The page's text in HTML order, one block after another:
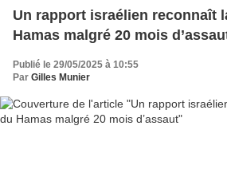
Un rapport israélien reconnaît
Hamas malgré 20 mois
Publié le 29/05/2025 à 10:55
Par Gilles Munier